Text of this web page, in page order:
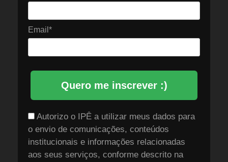
Email*
Quero me inscrever :)
Autorizo o IPÊ a utilizar meus dados para
o envio de comunicações, conteúdos
institucionais e informações relacionadas
aos seus serviços, conforme descrito na